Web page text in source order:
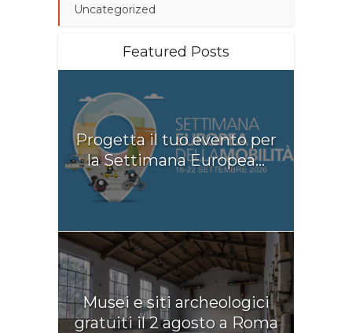
Uncategorized
Featured Posts
Progetta il tuo evento per
la Settimana Europea...
Musei e siti archeologici
gratuiti il 2 agosto a Roma